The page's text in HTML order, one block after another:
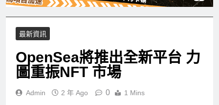
最新資訊
OpenSea將推出全新平台 力
圖重振NFT 市場
Admin 2 年 Ago 0 1 Mins